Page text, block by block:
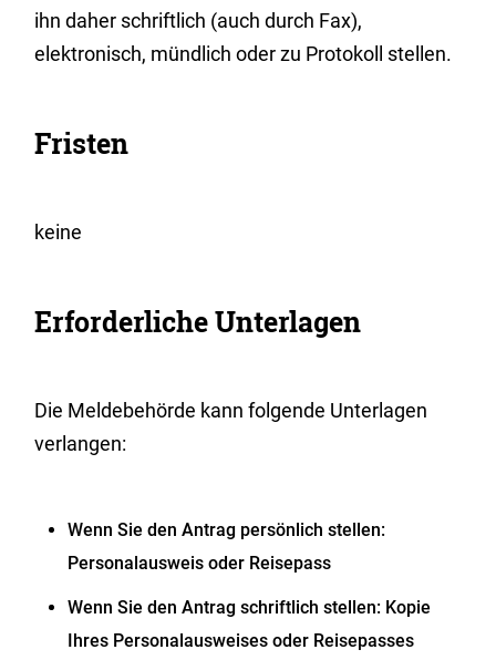
ihn daher schriftlich (auch durch Fax),
elektronisch, mündlich oder zu Protokoll stellen.
Fristen
keine
Erforderliche Unterlagen
Die Meldebehörde kann folgende Unterlagen
verlangen:
Wenn Sie den Antrag persönlich stellen:
Personalausweis oder Reisepass
Wenn Sie den Antrag schriftlich stellen: Kopie
Ihres Personalausweises oder Reisepasses